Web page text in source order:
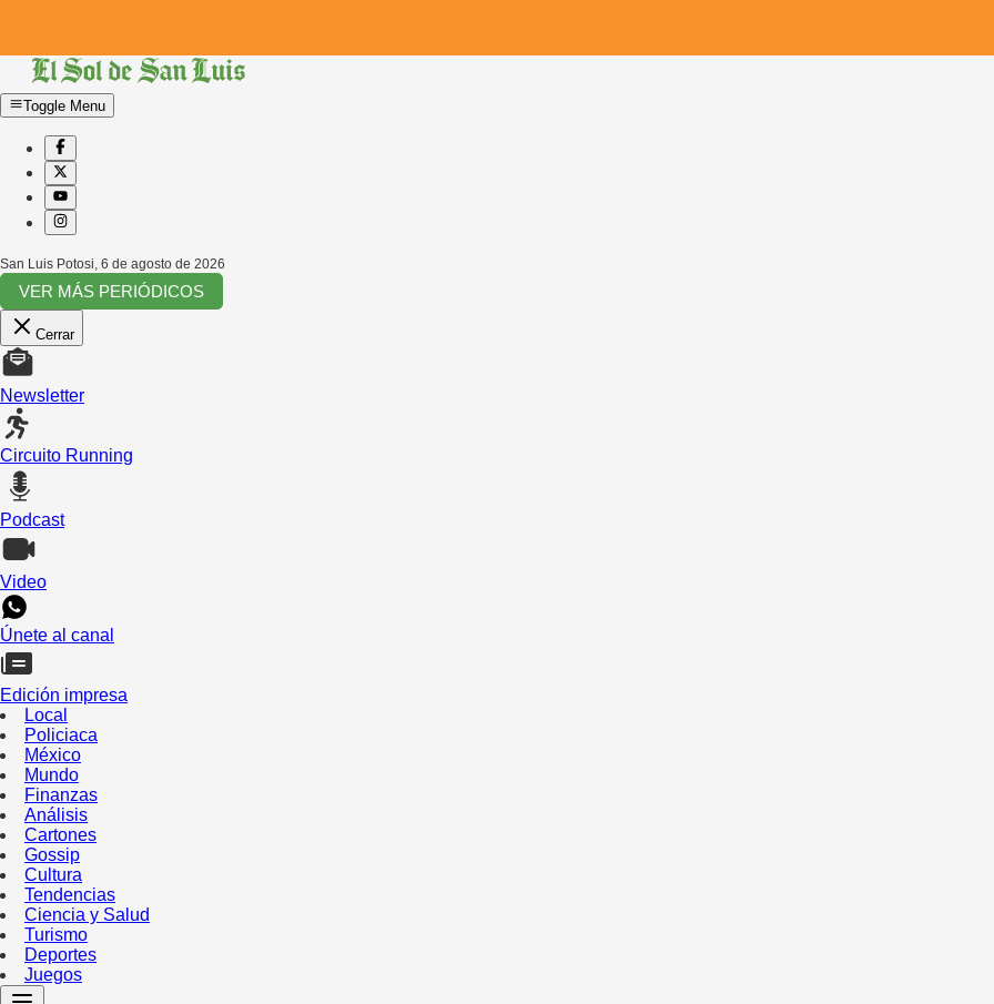
Toggle Menu
San Luis Potosi 6 de agosto de 2026
VER MÁS PERIÓDICOS
Cerrar
Newsletter
Circuito Running
Podcast
Video
Únete al canal
Edición impresa
Local
Policiaca
México
Mundo
Finanzas
Análisis
Cartones
Gossip
Cultura
Tendencias
Ciencia y Salud
Turismo
Deportes
Juegos